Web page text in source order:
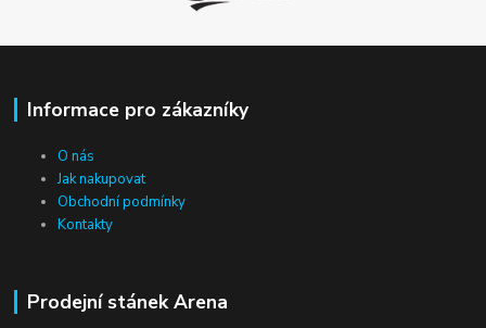
Informace pro zákazníky
O nás
Jak nakupovat
Obchodní podmínky
Kontakty
Prodejní stánek Arena